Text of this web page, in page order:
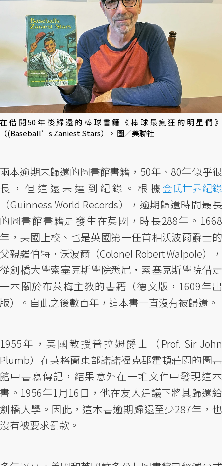
在借閱50年後歸還的棒球書籍《棒球最瘋狂的明星們》
（(Baseball’s Zaniest Stars）。 圖／美聯社
兩本逾期未歸還的圖書館書籍，50年、80年似乎很
長，但這遠未達到紀錄。根據 金氏世界紀錄
（Guinness World Records），逾期歸還時間最長
的圖書館書籍是發生在英國，時長288年。1668
年，英國上校、也是英國第一任首相沃波爾爵士的
父親羅伯特．沃波爾（Colonel Robert Walpole），
從劍橋大學索塞克斯學院悉尼·索塞克斯學院借走
一本關於布萊梅主教的書籍（德文版，1609年出
版）。自此之後數百年，這本書一直沒有被歸還。
1955年，英國教授普拉姆爵士（Prof. Sir John
Plumb）在英格蘭東部諾諾福克郡霍頓莊園的圖書
館中書寫傳記，結果意外在一堆文件中發現這本
書。1956年1月16日，他在友人建議下將其歸還給
劍橋大學。因此，這本書逾期歸還至少287年，也
沒有被要求罰款。